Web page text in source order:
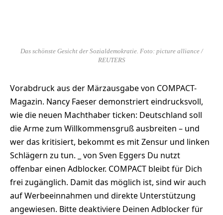
Das schönste Gesicht der Sozialdemokratie. Foto: picture alliance /
REUTERS
Vorabdruck aus der Märzausgabe von COMPACT-
Magazin. Nancy Faeser demonstriert eindrucksvoll,
wie die neuen Machthaber ticken: Deutschland soll
die Arme zum Willkommensgruß ausbreiten – und
wer das kritisiert, bekommt es mit Zensur und linken
Schlägern zu tun. _ von Sven Eggers Du nutzt
offenbar einen Adblocker. COMPACT bleibt für Dich
frei zugänglich. Damit das möglich ist, sind wir auch
auf Werbeeinnahmen und direkte Unterstützung
angewiesen. Bitte deaktiviere Deinen Adblocker für